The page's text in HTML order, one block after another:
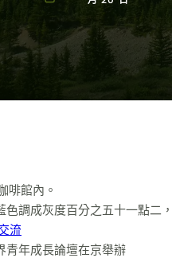
啡館內。
色調成灰度百分之五十一點二
流
青年成長論壇在京舉辦